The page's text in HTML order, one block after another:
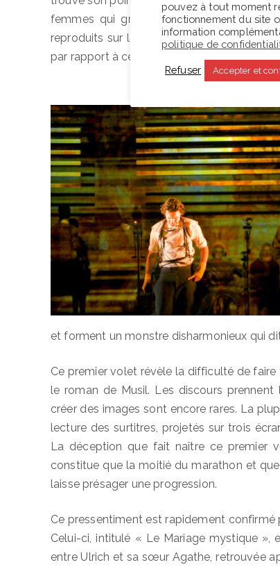
femmes qui gravitent autour d’Ulrich.
reproduits sur le fond de la scène et mis
par rapport à ce qui a lieu sur scène.
et forment un monstre disharmonieux qui
Ce premier volet révèle la difficulté de
le roman de Musil. Les discours
créer des images sont encore rares. La
lecture des surtitres, projetés sur trois
La déception que fait naître ce premier
constitue que la moitié du marathon et
laisse présager une progression.
Ce pressentiment est rapidement
Celui-ci, intitulé « Le Mariage mystique »,
entre Ulrich et sa sœur Agathe, retrouvée
pouvez à tout moment
fonctionnement du site
information
politique de
Refuser Accepter et